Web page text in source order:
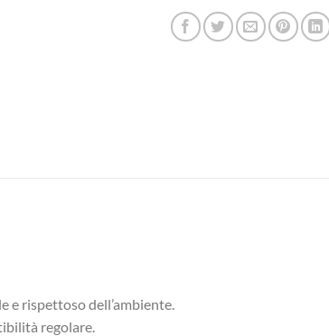
rispettoso dell’ambiente.
regolare.